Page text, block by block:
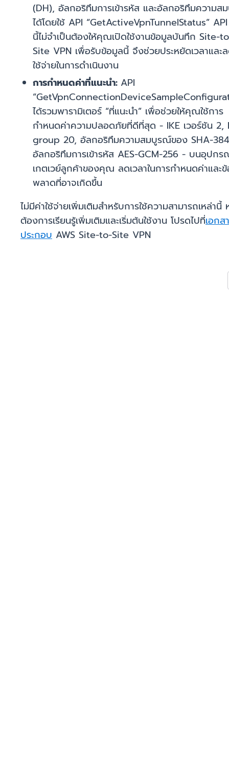
(DH), อัลกอริทึมการเข้ารหัส และอัลกอริทึมความ
ได้โดยใช้ API “GetActiveVpnTunnelStatus”
นี้ไม่จำเป็นต้องให้คุณเปิดใช้งานข้อมูลบันทึก Site-
Site VPN เพื่อรับข้อมูลนี้ จึงช่วยประหยัดเวลาและ
ใช้จ่ายในการดำเนินงาน
การกำหนดค่าที่แนะนำ: API
ได้รวมพารามิเตอร์ “ที่แนะนำ” เพื่อช่วยให้คุณใช้การ
กำหนดค่าความปลอดภัยที่ดีที่สุด - IKE เวอร์ชัน 2,
group 20, อัลกอริทึมความสมบูรณ์ของ SHA-
อัลกอริทึมการเข้ารหัส AES-GCM-256 - บนอุปก
เกตเวย์ลูกค้าของคุณ ลดเวลาในการกำหนดค่าและ
พลาดที่อาจเกิดขึ้น
ไม่มีค่าใช้จ่ายเพิ่มเติมสำหรับการใช้ความสามารถเหล่านี้
ต้องการเรียนรู้เพิ่มเติมและเริ่มต้นใช้งาน โปรดไปที่เอกส
ประกอบ AWS Site-to-Site VPN